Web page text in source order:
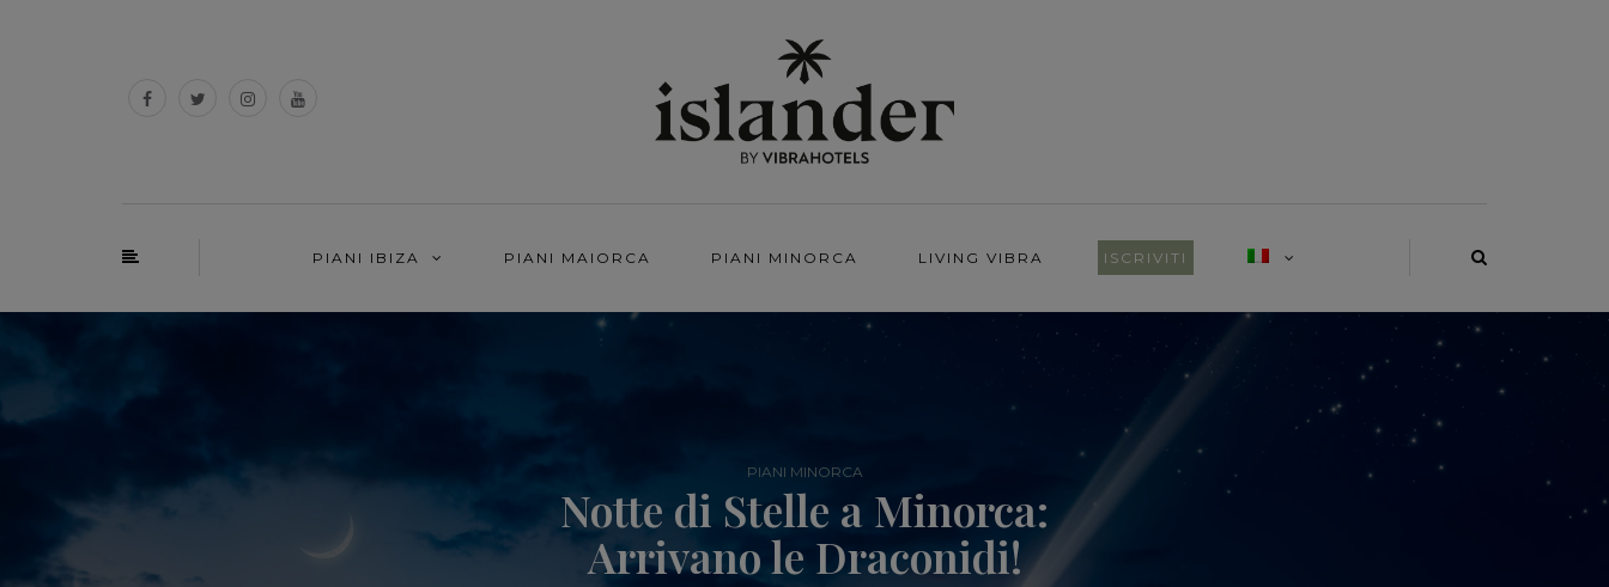
PIANI IBIZA PIANI MAIORCA PIANI MINORCA LIVING VIBRA ISCRIVITI
PIANI MINORCA
Notte di Stelle a Minorca:
Arrivano le Draconidi!